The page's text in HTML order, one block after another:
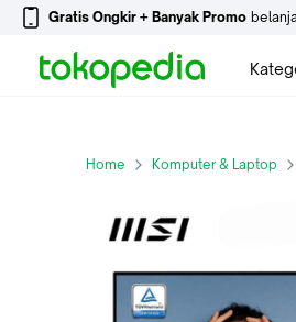
Gratis Ongkir + Banyak Promo
MONITOR MSI PRO
Home Komputer & Laptop